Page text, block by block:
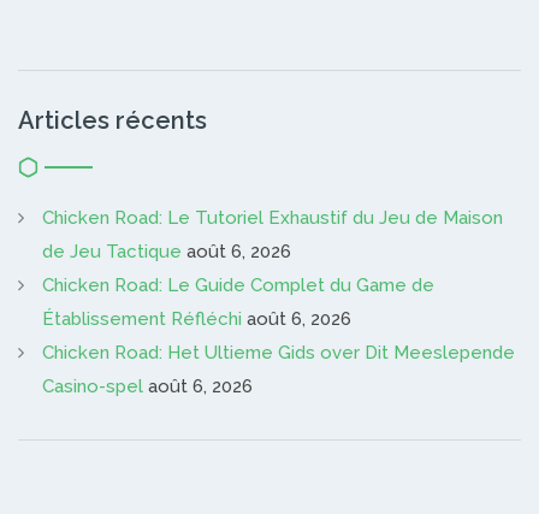
Articles récents
Chicken Road: Le Tutoriel Exhaustif du Jeu de Maison
de Jeu Tactique août 6, 2026
Chicken Road: Le Guide Complet du Game de
Établissement Réfléchi août 6, 2026
Chicken Road: Het Ultieme Gids over Dit Meeslepende
Casino-spel août 6, 2026